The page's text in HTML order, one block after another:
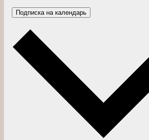
Подписка на календарь